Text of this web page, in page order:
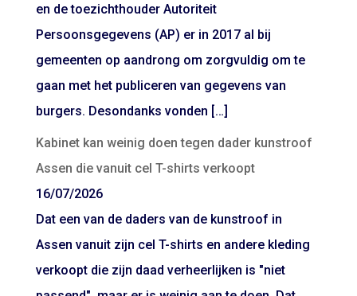
en de toezichthouder Autoriteit
Persoonsgegevens (AP) er in 2017 al bij
gemeenten op aandrong om zorgvuldig om te
gaan met het publiceren van gegevens van
burgers. Desondanks vonden […]
Kabinet kan weinig doen tegen dader kunstroof
Assen die vanuit cel T-shirts verkoopt
16/07/2026
Dat een van de daders van de kunstroof in
Assen vanuit zijn cel T-shirts en andere kleding
verkoopt die zijn daad verheerlijken is "niet